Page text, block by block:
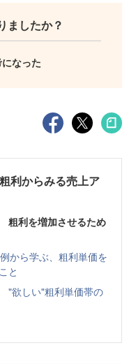
ましたか？
なった
利からみる売上ア
粗利を増加させるため
から学ぶ、粗利単価を
と
"欲しい"粗利単価帯の